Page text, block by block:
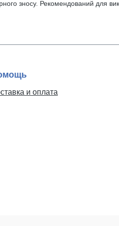
зносу. Рекомендований для
и оплата